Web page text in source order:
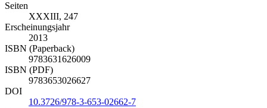
Seiten
XXXIII, 247
Erscheinungsjahr
2013
ISBN (Paperback)
9783631626009
ISBN (PDF)
9783653026627
DOI
10.3726/978-3-653-02662-7